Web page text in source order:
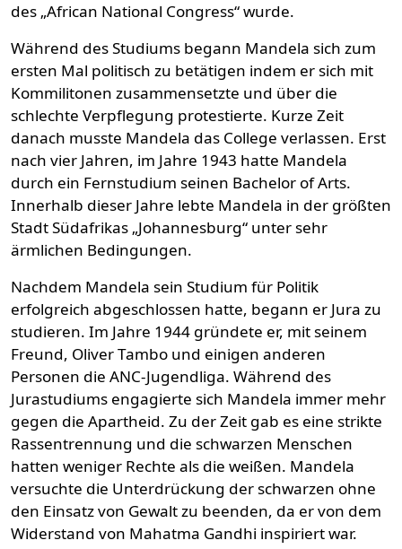
des „African National Congress“ wurde.
Während des Studiums begann Mandela sich zum
ersten Mal politisch zu betätigen indem er sich mit
Kommilitonen zusammensetzte und über die
schlechte Verpflegung protestierte. Kurze Zeit
danach musste Mandela das College verlassen. Erst
nach vier Jahren, im Jahre 1943 hatte Mandela
durch ein Fernstudium seinen Bachelor of Arts.
Innerhalb dieser Jahre lebte Mandela in der größten
Stadt Südafrikas „Johannesburg“ unter sehr
ärmlichen Bedingungen.
Nachdem Mandela sein Studium für Politik
erfolgreich abgeschlossen hatte, begann er Jura zu
studieren. Im Jahre 1944 gründete er, mit seinem
Freund, Oliver Tambo und einigen anderen
Personen die ANC-Jugendliga. Während des
Jurastudiums engagierte sich Mandela immer mehr
gegen die Apartheid. Zu der Zeit gab es eine strikte
Rassentrennung und die schwarzen Menschen
hatten weniger Rechte als die weißen. Mandela
versuchte die Unterdrückung der schwarzen ohne
den Einsatz von Gewalt zu beenden, da er von dem
Widerstand von Mahatma Gandhi inspiriert war.